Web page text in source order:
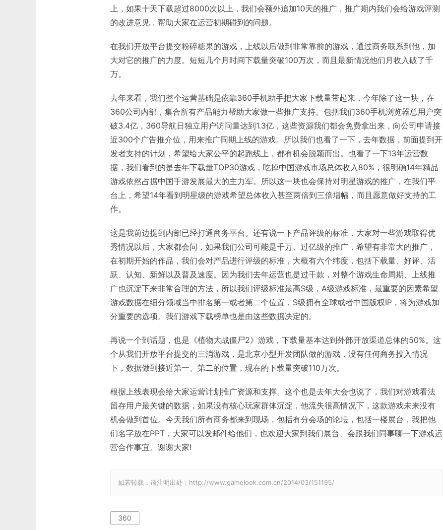
上，如果十天下载超过8000次以上，我们会额外追加10天的推广，推广期内我们会给游戏评测
的改进意见，帮助大家在运营初期碰到的问题。
在我们开放平台提交粉碎糖果的游戏，上线以后做到非常靠前的游戏，通过商务联系到他，加
大对它的推广的力度。短短几个月时间下载量突破100万次，而且最新情况他们月收入破了千
万。
去年来看，我们整个运营基础是依靠360手机助手把大家下载量带起来，今年除了这一块，在
360公司内部，集合所有产品能力帮助大家做一些推广支持。包括我们360手机浏览器总用户突
破3.4亿，360导航日独立用户访问量达到1.3亿，这些资源我们都会免费拿出来，向公司申请接
近300个广告推介位，用来推广同期上线的游戏。所以我们也看了一下，去年数据，前面提到开
发者支持的计划，希望给大家公平的起跑线上，都有机会脱颖而出。也看了一下13年运营数
据，我们看到的是去年下载量TOP30游戏，吃掉中国游戏市场总体收入80%，很明确14年精品
游戏依然占据中国手游发展最大的主力军。所以这一块也会保持对明星游戏的推广，在我们平
台上，希望14年看到明星级的游戏希望总体收入甚至两倍到三倍增幅，而且愿意做好支持的工
作。
这是我前边提到内部已经打通商务平台。还有说一下产品评级的标准，大家对一些游戏取得优
秀情况以后，大家都会问，如果我们公司可能是千万、过亿级的推广，希望有非常大的推广，
在初期开始的作品，我们会对产品进行评级的标准，大概有六个纬度，包括下载量、好评、活
跃、认知、新鲜以及普及速度。因为我们去年运营也是过千款，对整个游戏生命周期、上线推
广也沉淀下来非常合理的方法，所以我们评级标准最高S级，A级游戏标准，最重要的因素希望
游戏数据在细分领域当中排名第一或者第二个位置，S级拥有全球或者中国版权IP，将为游戏加
分重要的选项。我们游戏下载榜单也是由这些数据决定的。
再说一个到话题，也是《植物大战僵尸2》游戏，下载量基本达到外部开放渠道总体的50%。这
个从我们开放平台提交的三消游戏，是北京小型开发团队做的游戏，没有任何商务投入情况
下，数据做到接近第一、第二的位置，现在的下载量突破110万次。
根据上线表现会给大家运营计划推广资源和支撑。这个也是去年大会也说了，我们对游戏看法
留存用户最关键的数据，如果没有核心玩家群体沉淀，他流失很高情况下，这款游戏未来没有
机会做到首位。今天我们所有商务都来到现场，包括有分会场的论坛，包括一楼展台，我把他
们名字放在PPT，大家可以发邮件给他们，也欢迎大家到我们展台、会跟我们同事聊一下游戏运
营合作事宜。谢谢大家!
如若转载，请注明出处：http://www.gamelook.com.cn/2014/03/151195/
360